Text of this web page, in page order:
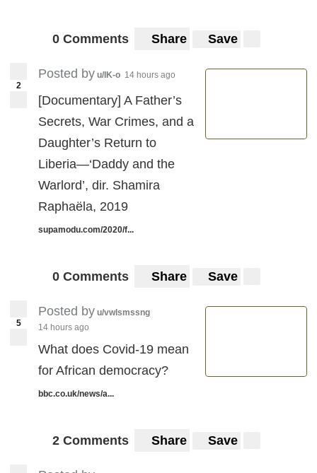
0 Comments Share Save
2
Posted by u/IK-o 14 hours ago
[Documentary] A Father’s
Secrets, War Crimes, and a
Daughter’s Return to
Liberia—‘Daddy and the
Warlord’, dir. Shamira
Raphaëla, 2019
supamodu.com/2020/f...
0 Comments Share Save
5
Posted by u/vwlsmssng
14 hours ago
What does Covid-19 mean
for African democracy?
bbc.co.uk/news/a...
2 Comments Share Save